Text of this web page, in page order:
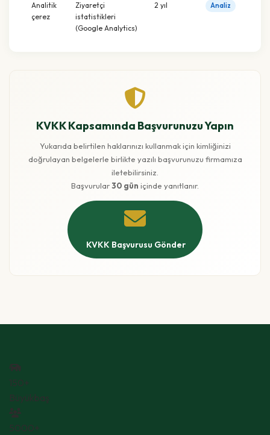
Analitik
çerez
Ziyaretçi
istatistikleri
(Google Analytics)
2 yıl Analiz
KVKK Kapsamında Başvurunuzu Yapın
Yukarıda belirtilen haklarınızı kullanmak için kimliğinizi
doğrulayan belgelerle birlikte yazılı başvurunuzu firmamıza
iletebilirsiniz.
Başvurular30 gün içinde yanıtlanır.
KVKK Başvurusu Gönder
150+
Büyükbaş
5000+